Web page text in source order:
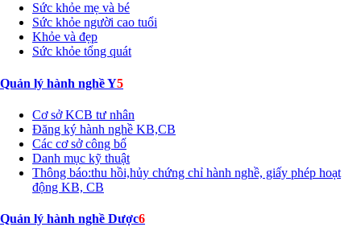
Sức khỏe mẹ và bé
Sức khỏe người cao tuổi
Khỏe và đẹp
Sức khỏe tổng quát
Quản lý hành nghề Y5
Cơ sở KCB tư nhân
Đăng ký hành nghề KB,CB
Các cơ sở công bố
Danh mục kỹ thuật
Thông báo:thu hồi,hủy chứng chỉ hành nghề, giấy phép hoạt
động KB, CB
Quản lý hành nghề Dược6